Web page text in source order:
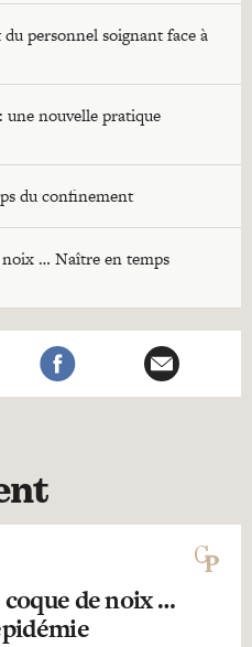
personnel soignant face à
une nouvelle pratique
du confinement
noix … Naître en temps
coque de noix …